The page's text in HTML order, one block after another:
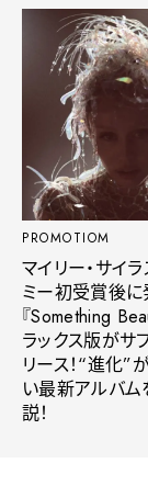
PROMOTIOM
マイリー・サイ
ミー初受賞後に
『Something
ラックス版がサ
リース！“進化”
い最新アルバ
説！